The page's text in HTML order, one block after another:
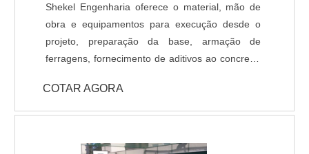
Shekel Engenharia oferece o material, mão de
obra e equipamentos para execução desde o
projeto, preparação da base, armação de
ferragens, fornecimento de aditivos ao concreto,
acabamento (polido, float, vassourado,
desempenado, etc.) e corte das juntas. Todo
Concreto tem acompanhamento de engenheiro
COTAR AGORA